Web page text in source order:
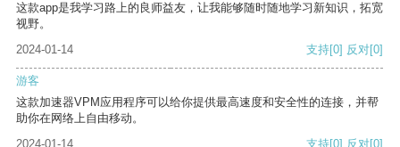
这款app是我学习路上的良师益友，让我能够随时随地学习新知识，拓宽
视野。
2024-01-14
支持[0] 反对[0]
游客
这款加速器VPM应用程序可以给你提供最高速度和安全性的连接，并帮
助你在网络上自由移动。
2024-01-14
支持[0] 反对[0]